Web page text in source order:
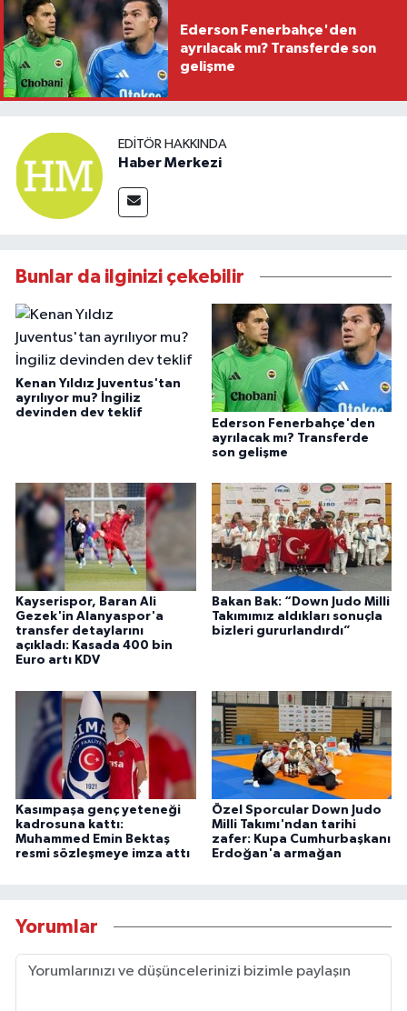
Ederson Fenerbahçe'den
ayrılacak mı? Transferde son
gelişme
EDITÖR HAKKINDA
Haber Merkezi
Bunlar da ilginizi çekebilir
Kenan Yıldız Juventus'tan
ayrılıyor mu? İngiliz
devinden dev teklif
Ederson Fenerbahçe'den
ayrılacak mı? Transferde
son gelişme
Kayserispor, Baran Ali
Gezek'in Alanyaspor'a
transfer detaylarını
açıkladı: Kasada 400 bin
Euro artı KDV
Bakan Bak: “Down Judo Milli
Takımımız aldıkları sonuçla
bizleri gururlandırdı”
Kasımpaşa genç yeteneği
kadrosuna kattı:
Muhammed Emin Bektaş
resmi sözleşmeye imza attı
Özel Sporcular Down Judo
Milli Takımı'ndan tarihi
zafer: Kupa Cumhurbaşkanı
Erdoğan'a armağan
Yorumlar